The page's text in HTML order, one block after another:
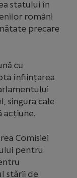
statului în
români
precare
cu
înființarea
singura cale
acțiune.
Comisiei
pentru
stării de